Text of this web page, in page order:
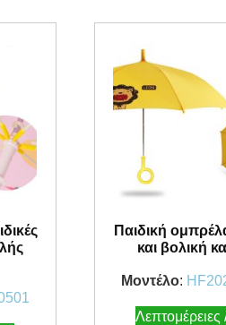
Παιδική
και βολική
Μοντέλο: